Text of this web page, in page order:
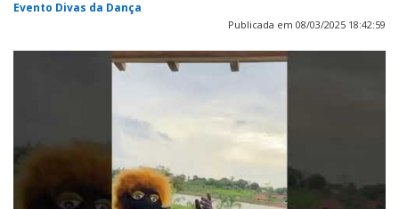
Evento Divas da Dança
Publicada em 08/03/2025 18:42:59